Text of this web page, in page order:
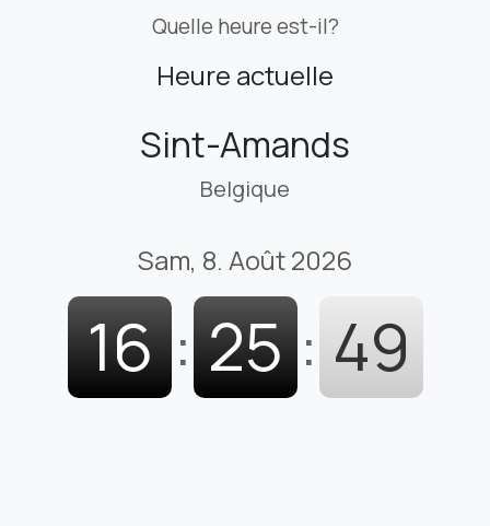
Quelle heure est-il?
Heure actuelle
Sint-Amands
Belgique
Sam, 8. Août 2026
16 : 25 : 50